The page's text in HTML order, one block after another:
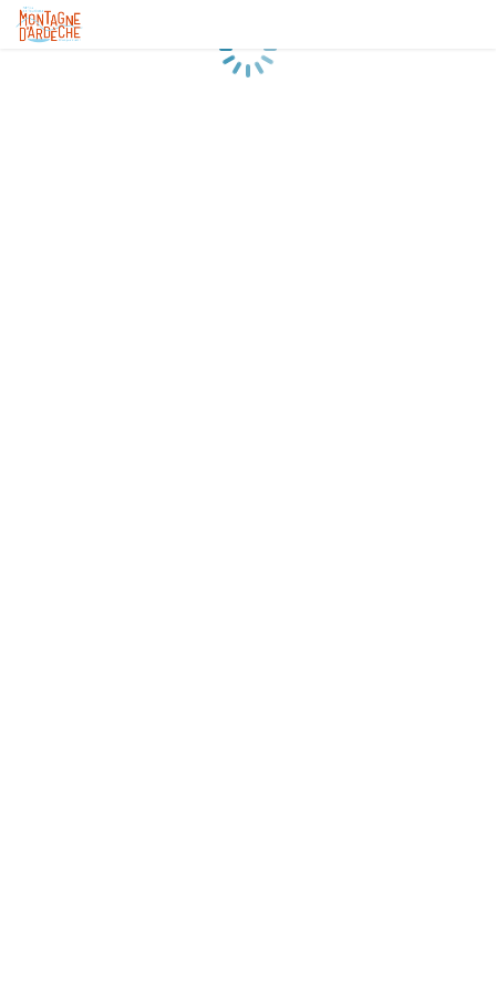
Chargement